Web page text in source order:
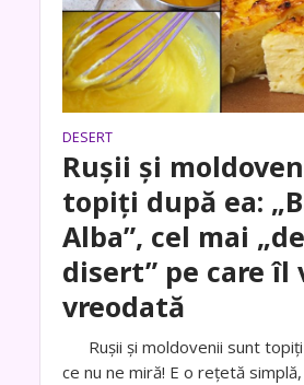
DESERT
Rușii și
topiți după ea:
Alba”, cel mai
disert” pe care îl
vreodată
Rușii și moldovenii sunt topiți
ce nu ne miră! E o rețetă